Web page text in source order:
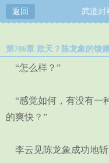
返回 武道封
第786章 欺天？陈龙象的馈
“怎么样？”
“感觉如何，有没有一
的爽快？”
李云见陈龙象成功地斩